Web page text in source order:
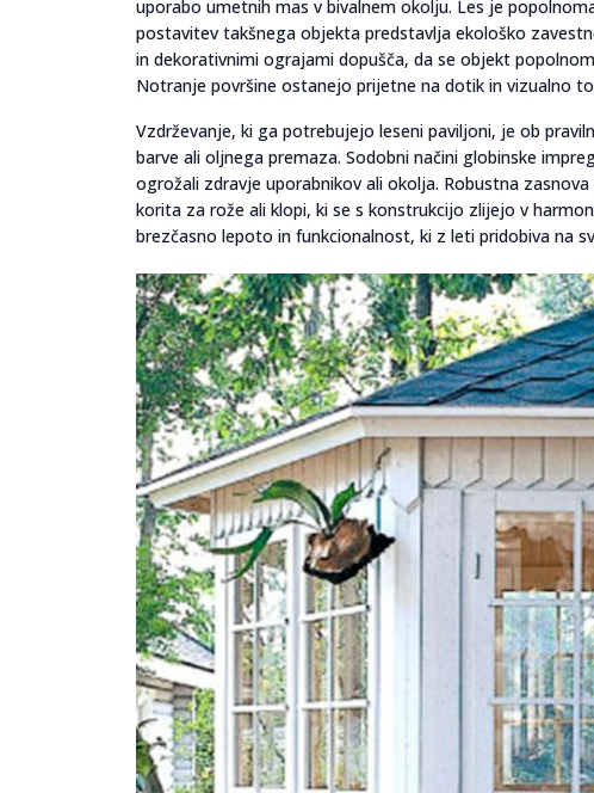
uporabo umetnih mas v bivalnem okolju. Les je
postavitev takšnega objekta predstavlja ekološko
in dekorativnimi ograjami dopušča, da se objekt
Notranje površine ostanejo prijetne na dotik in vizualno
Vzdrževanje, ki ga potrebujejo leseni paviljoni, je ob
barve ali oljnega premaza. Sodobni načini globinske
ogrožali zdravje uporabnikov ali okolja. Robustna
korita za rože ali klopi, ki se s konstrukcijo zlijejo v
brezčasno lepoto in funkcionalnost, ki z leti pridobiva na